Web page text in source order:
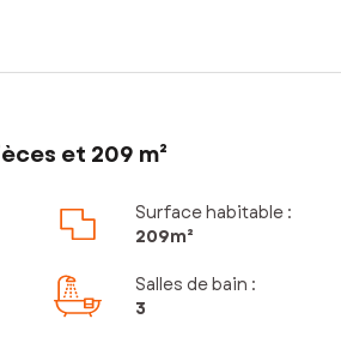
et 209 m²
Surface habitable :
209m²
Salles de bain :
3